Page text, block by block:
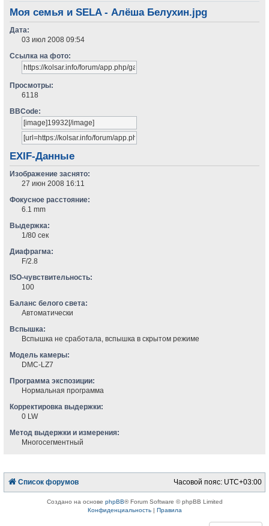
Моя семья и SELA - Алёша Белухин.jpg
Дата:
03 июл 2008 09:54
Ссылка на фото:
Просмотры:
6118
BBCode:
EXIF-Данные
Изображение заснято:
27 июн 2008 16:11
Фокусное расстояние:
6.1 mm
Выдержка:
1/80 сек
Диафрагма:
F/2.8
ISO-чувствительность:
100
Баланс белого света:
Автоматически
Вспышка:
Вспышка не сработала, вспышка в скрытом режиме
Модель камеры:
DMC-LZ7
Программа экспозиции:
Нормальная программа
Корректировка выдержки:
0 LW
Метод выдержки и измерения:
Многосегментный
Список форумов Часовой пояс: UTC+03:00
Создано на основе phpBB® Forum Software © phpBB Limited
Конфиденциальность| Правила